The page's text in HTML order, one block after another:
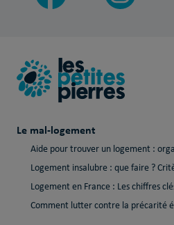
Le mal-logement
Aide pour trouver un logement :
Logement insalubre : que faire ?
Logement en France : Les chiffres
Comment lutter contre la précarité